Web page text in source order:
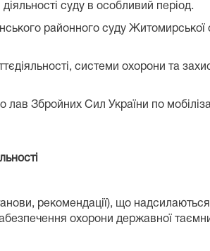
суду в особливий період.
районного суду Житомирської
системи охорони та
Збройних Сил України по
рекомендації), що
охорони державної